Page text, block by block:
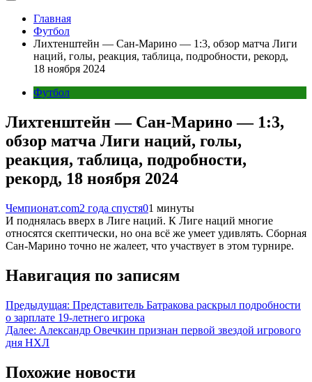
Главная
Футбол
Лихтенштейн — Сан-Марино — 1:3, обзор матча Лиги
наций, голы, реакция, таблица, подробности, рекорд,
18 ноября 2024
Футбол
Лихтенштейн — Сан-Марино — 1:3,
обзор матча Лиги наций, голы,
реакция, таблица, подробности,
рекорд, 18 ноября 2024
Чемпионат.com2 года спустя01 минуты
И поднялась вверх в Лиге наций. К Лиге наций многие
относятся скептически, но она всё же умеет удивлять. Сборная
Сан-Марино точно не жалеет, что участвует в этом турнире.
Навигация по записям
Предыдущая: Представитель Батракова раскрыл подробности
о зарплате 19-летнего игрока
Далее: Александр Овечкин признан первой звездой игрового
дня НХЛ
Похожие новости